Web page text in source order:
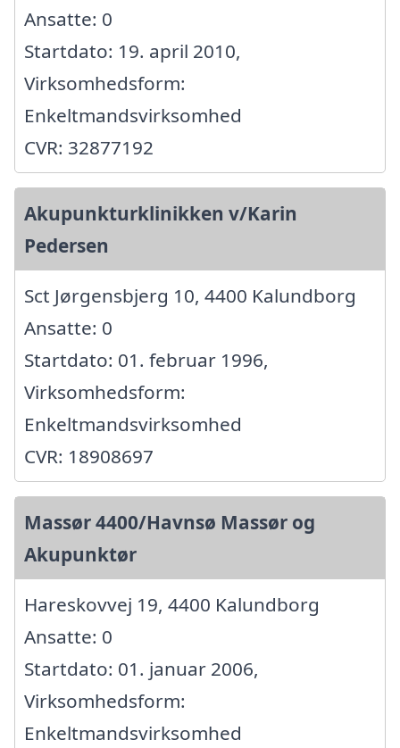
Ansatte: 0
Startdato: 19. april 2010,
Virksomhedsform:
Enkeltmandsvirksomhed
CVR: 32877192
Akupunkturklinikken v/Karin
Pedersen
Sct Jørgensbjerg 10, 4400 Kalundborg
Ansatte: 0
Startdato: 01. februar 1996,
Virksomhedsform:
Enkeltmandsvirksomhed
CVR: 18908697
Massør 4400/Havnsø Massør og
Akupunktør
Hareskovvej 19, 4400 Kalundborg
Ansatte: 0
Startdato: 01. januar 2006,
Virksomhedsform:
Enkeltmandsvirksomhed